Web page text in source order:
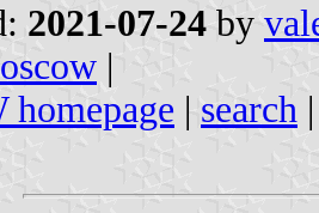
2021-07-24 by
|
homepage | search